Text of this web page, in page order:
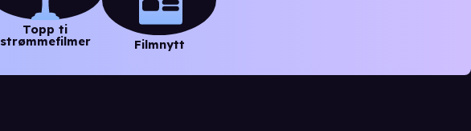
Topp ti
strømmefilmer
Filmnytt